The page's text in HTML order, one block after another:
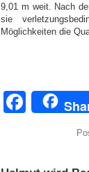
9,01 m weit. Nach
sie
Möglichkeiten die